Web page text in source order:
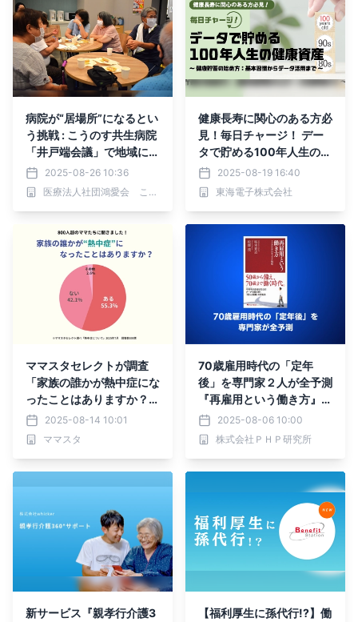
病院が“居場所”になるとい
う挑戦 : こうのす共生病院
「井戸端会議」で地域にひ
らかれた空間を創出
2025-08-26 10:36
医療法人社団鴻愛会 こうのす共生病院
健康長寿に関心のある方必
見！毎日チャージ！ デー
タで貯める100年人生の健
康資産～健康貯蓄の始め
方：基本習慣からデータ活
用まで～9月25日（木）
2025-08-19 16:40
東海電子株式会社
ママスタセレクトが調査
「家族の誰かが熱中症にな
ったことはありますか？」
体験者が語る予兆とは【マ
マスタアンケート】
2025-08-14 10:01
ママスタ
70歳雇用時代の「定年
後」を専門家２人が全予測
『再雇用という働き方』8/
13発売2025-08-06 10:00
株式会社ＰＨＰ研究所
新サービス『親孝行介護3
【福利厚生に孫代行!?】働